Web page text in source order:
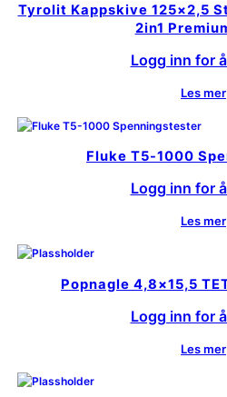
Tyrolit Kappskive 125×2,5
2in1
Logg inn for
Les mer
Fluke T5-1000
Logg inn for
Les mer
Popnagle 4,8×15,5
Logg inn for
Les mer